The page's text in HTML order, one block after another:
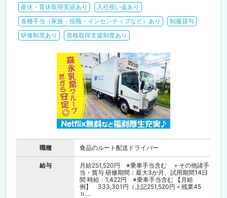
産休・育休取得実績あり
入社祝い金あり
各種手当（家族・役職・インセンティブなど）あり
制服貸与
研修制度あり
資格取得支援制度あり
職種 食品のルート配送ドライバー
給与
月給251,520円 ※乗車手当含む ＋その他諸手
当・賞与 研修期間：最大3か月、試用期間14日
間 時給：1,422円 ※乗車手当含む 【月給
例】 333,301円（上記251,520円＋残業45
ｈ...